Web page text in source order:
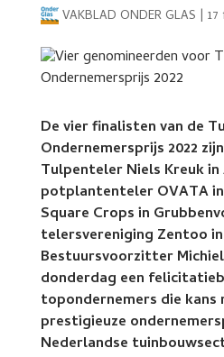
VAKBLAD ONDER GLAS |
De vier finalisten van de
Ondernemersprijs 2022
Tulpenteler Niels Kreuk in
potplantenteler OVATA
Square Crops in
telersvereniging Zentoo
Bestuursvoorzitter
donderdag een
topondernemers die kans
prestigieuze
Nederlandse